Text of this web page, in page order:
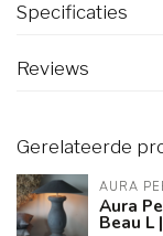
Specificaties
Reviews
Gerelateerde
AURA
Aura
Beau L